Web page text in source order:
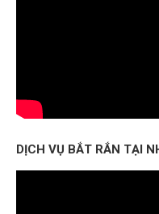
DỊCH VỤ BẮT RẮN TẠI